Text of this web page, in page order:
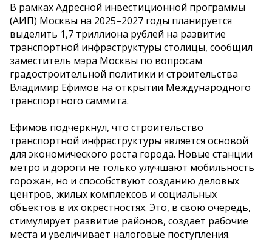
В рамках Адресной инвестиционной программы
(АИП) Москвы на 2025–2027 годы планируется
выделить 1,7 триллиона рублей на развитие
транспортной инфраструктуры столицы, сообщил
заместитель мэра Москвы по вопросам
градостроительной политики и строительства
Владимир Ефимов на открытии Международного
транспортного саммита.
Ефимов подчеркнул, что строительство
транспортной инфраструктуры является основой
для экономического роста города. Новые станции
метро и дороги не только улучшают мобильность
горожан, но и способствуют созданию деловых
центров, жилых комплексов и социальных
объектов в их окрестностях. Это, в свою очередь,
стимулирует развитие районов, создает рабочие
места и увеличивает налоговые поступления.